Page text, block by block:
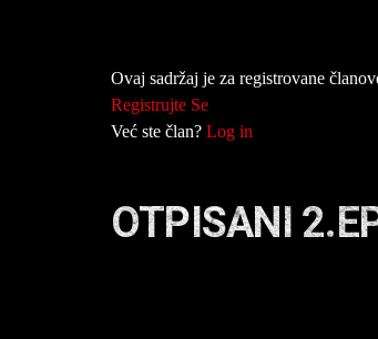
Ovaj sadržaj je za registrovane
Registrujte Se
Već ste član? Log in
OTPISANI